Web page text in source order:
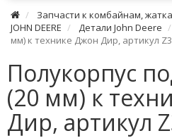
Запчасти к комбайнам,
JOHN DEERE
Детали John Deere
мм) к технике Джон Дир, артикул
Полукорпус
(20 мм) к
Дир, артикул